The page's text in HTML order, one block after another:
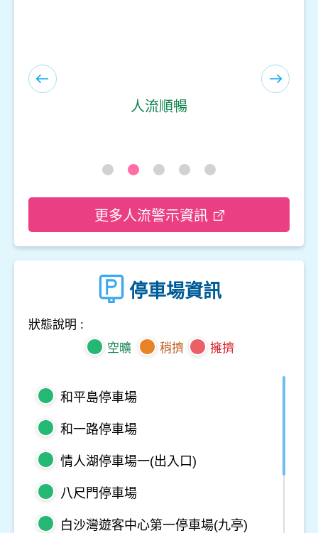
人流順暢
更多人流警示資訊
停車場資訊
狀態說明 :
空曠
稍擠 擁擠
和平島停車場
和一路停車場
情人湖停車場一(出入口)
八尺門停車場
白沙灣遊客中心第一停車場(九亭)